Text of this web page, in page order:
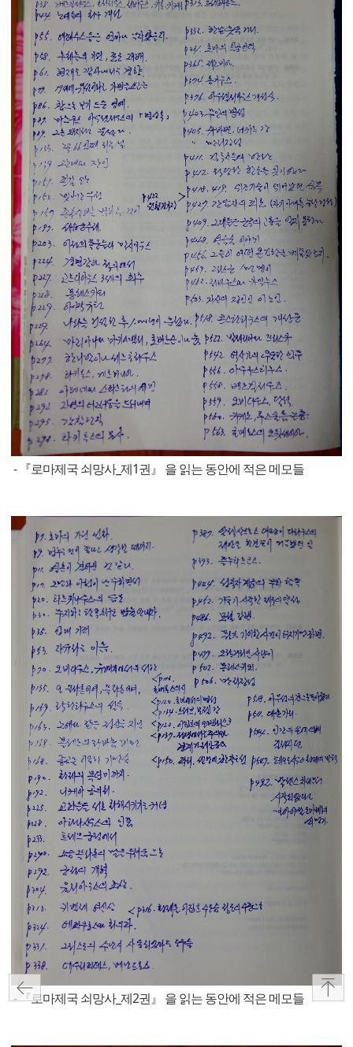
- 『로마제국 쇠망사_제1권』 을 읽는 동안에 적은 메모들
- 『로마제국 쇠망사_제2권』 을 읽는 동안에 적은 메모들